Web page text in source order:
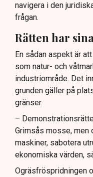
navigera i den
frågan.
Rätten har
En sådan aspekt är
som natur- och
industriområde. Det
grunden gäller på
gränser.
–
Grimsås mosse, men
maskiner, sabotera
ekonomiska värden,
Ogräsfröspridningen